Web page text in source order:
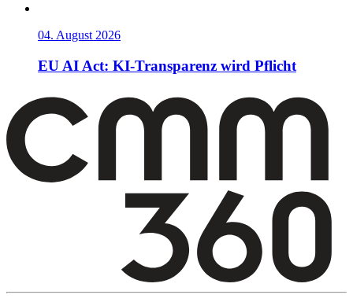
04. August 2026
EU AI Act: KI-Transparenz wird Pflicht